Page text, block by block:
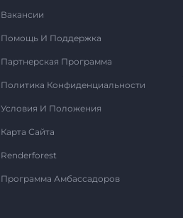
Вакансии
Помощь И Поддержка
Партнерская Программа
Политика Конфиденциальности
Условия И Положения
Карта Сайта
Renderforest
Программа Амбассадоров